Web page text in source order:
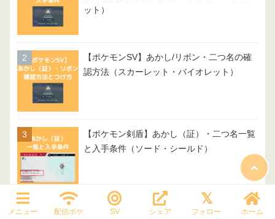
ット）
【ポケモンSV】あかし/リボン・二つ名の確
認方法（スカーレット・バイオレット）
【ポケモン剣盾】あかし（証）・二つ名一覧
と入手条件（ソード・シールド）
【Pokémon LEGENDS Z-A】通信進化ポケモ
メニュー 配信ポケ SV シェア フォロー ホーム